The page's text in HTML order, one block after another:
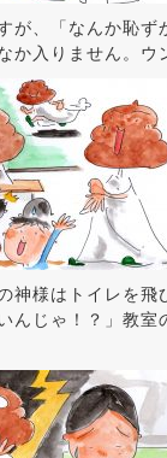
が、「なんか恥
入りません。ウ
神様はトイレを
んじゃ！？」教